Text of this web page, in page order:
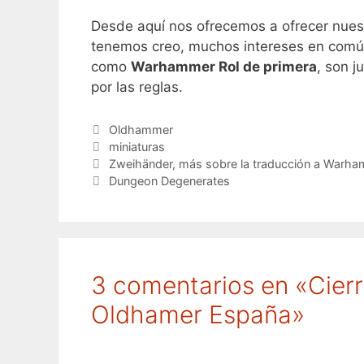
Desde aquí nos ofrecemos a ofrecer
tenemos creo, muchos intereses en
como Warhammer Rol de primera, son
por las reglas.
Categorías
Oldhammer
Etiquetas
miniaturas
Zweihänder, más sobre la traducción a
Dungeon Degenerates
3 comentarios en
Oldhamer España»